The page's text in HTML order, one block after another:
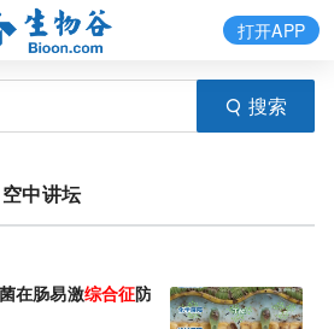
搜索
打开APP
空中讲坛
在肠易激综合征防治中的研究进展